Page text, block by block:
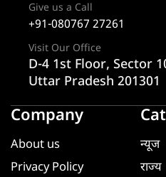
Give us a Call
+91-080767 27261
Visit Our Office
D-4 1st Floor, Sector
Uttar Pradesh 201301
Company
About us
Privacy Policy
न्यूज
राज्य